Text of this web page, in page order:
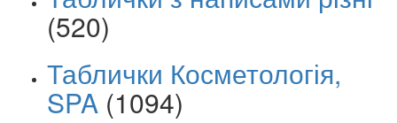
(520)
Таблички Косметологія,
SPA (1094)